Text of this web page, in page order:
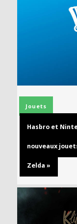
Jouets
Hasbro et
nouveaux
Zelda »